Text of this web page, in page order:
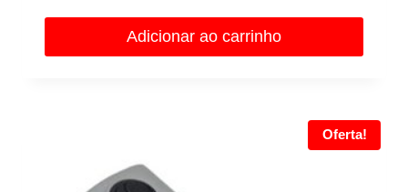
Adicionar ao carrinho
Oferta!